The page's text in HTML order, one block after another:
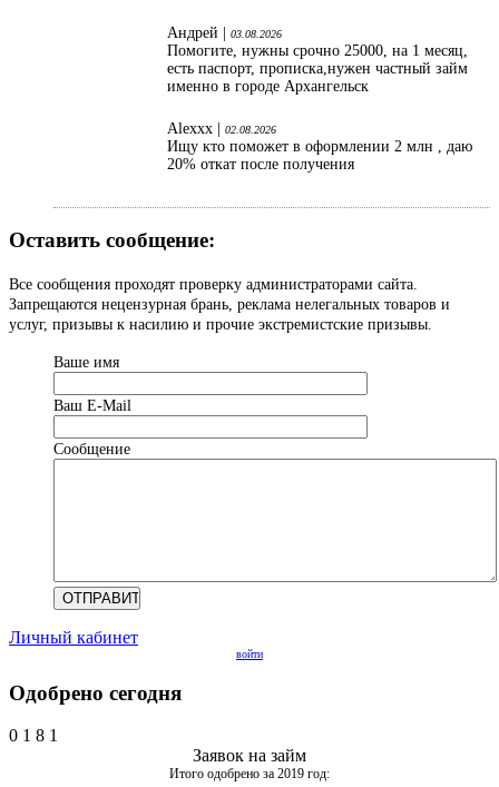
Андрей | 03.08.2026
Помогите, нужны срочно 25000, на 1 месяц,
есть паспорт, прописка,нужен частный займ
именно в городе Архангельск
Alexxx | 02.08.2026
Ищу кто поможет в оформлении 2 млн , даю
20% откат после получения
Оставить сообщение:
Все сообщения проходят проверку администраторами сайта.
Запрещаются нецензурная брань, реклама нелегальных товаров и
услуг, призывы к насилию и прочие экстремистские призывы.
Ваше имя
Ваш Е-Mail
Сообщение
Личный кабинет
войти
Одобрено сегодня
0 1 8 1
Заявок на займ
Итого одобрено за 2019 год: